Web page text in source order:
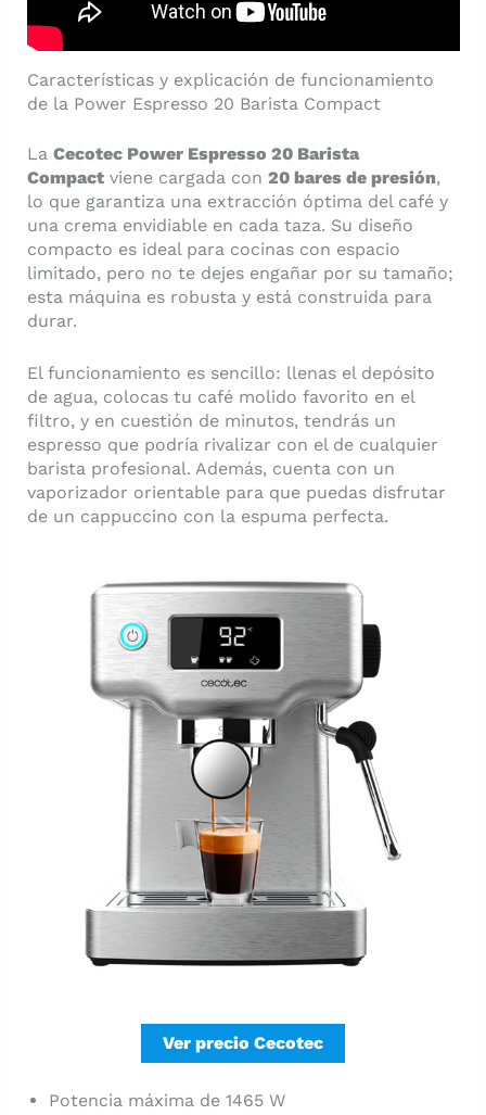
Características y explicación de funcionamiento
de la Power Espresso 20 Barista Compact
La Cecotec Power Espresso 20 Barista
Compactviene cargada con 20 bares de presión,
lo que garantiza una extracción óptima del café y
una crema envidiable en cada taza. Su diseño
compacto es ideal para cocinas con espacio
limitado, pero no te dejes engañar por su tamaño;
esta máquina es robusta y está construida para
durar.
El funcionamiento es sencillo: llenas el depósito
de agua, colocas tu café molido favorito en el
filtro, y en cuestión de minutos, tendrás un
espresso que podría rivalizar con el de cualquier
barista profesional. Además, cuenta con un
vaporizador orientable para que puedas disfrutar
de un cappuccino con la espuma perfecta.
Ver precio Cecotec
Potencia máxima de 1465 W